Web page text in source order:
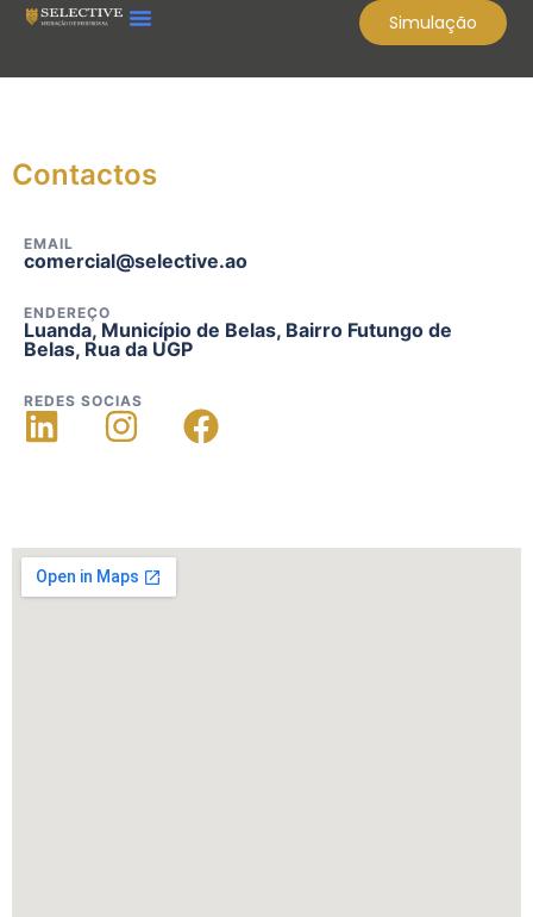
Simulação
Contactos
EMAIL
comercial@selective.ao
ENDEREÇO
Luanda, Município de Belas, Bairro Futungo de
Belas, Rua da UGP
REDES SOCIAS